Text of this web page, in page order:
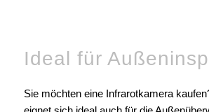
Ideal für
Sie möchten eine Infrarotkamera